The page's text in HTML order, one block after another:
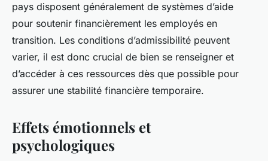
pays disposent généralement de systèmes d’aide
pour soutenir financièrement les employés en
transition. Les conditions d’admissibilité peuvent
varier, il est donc crucial de bien se renseigner et
d’accéder à ces ressources dès que possible pour
assurer une stabilité financière temporaire.
Effets émotionnels et
psychologiques